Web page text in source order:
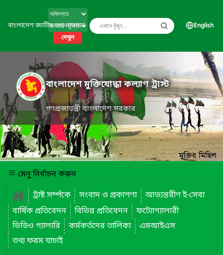
বাংলাদেশ জাতীয় তথ্য বাতায়ন
দেখুন
English
বাংলাদেশ মুক্তিযোদ্ধা কল্যাণ ট্রাস্ট
গণপ্রজাতন্ত্রী বাংলাদেশ সরকার
মেনু নির্বাচন করুন
ট্রাষ্ট সর্ম্পকে
সংবাদ ও প্রকাশণা
আভ্যন্তরীণ ই-সেবা
বার্ষিক প্রতিবেদন
বিভিন্ন প্রতিবেদন
ফট্যোগ্যালারী
ভিডিও গ্যালারি
কর্মকর্তদের তালিকা
এমআইএস
তথ্য ফরম যাচাই